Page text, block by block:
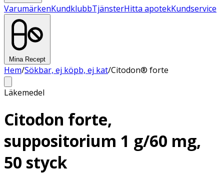
VarumärkenKundklubbTjänsterHitta apotekKundservice
Mina Recept
Hem/Sökbar, ej köpb, ej kat/Citodon® forte
Läkemedel
Citodon forte,
suppositorium 1 g/60 mg,
50 styck